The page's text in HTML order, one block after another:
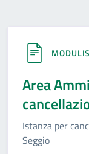
Area
Istanza per
Seggio